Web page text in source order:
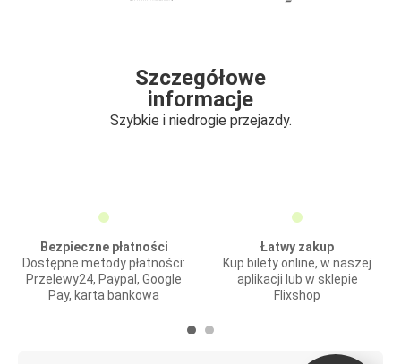
Szczegółowe
informacje
Szybkie i niedrogie przejazdy.
Bezpieczne płatności
Dostępne metody płatności:
Przelewy24, Paypal, Google
Pay, karta bankowa
Łatwy zakup
Kup bilety online, w naszej
aplikacji lub w sklepie
Flixshop